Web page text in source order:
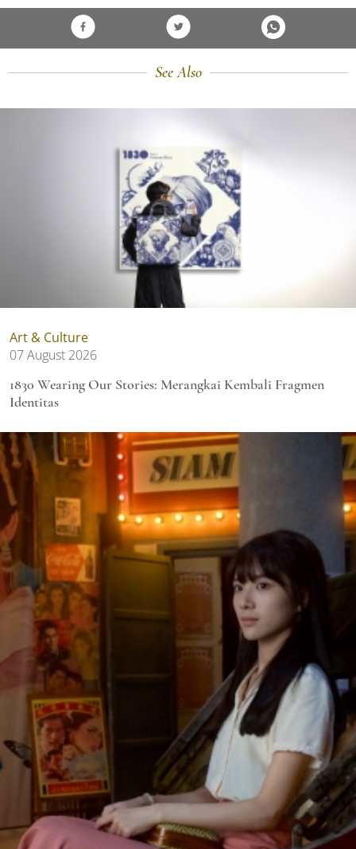
See Also
Art & Culture
07 August 2026
1830 Wearing Our Stories: Merangkai Kembali Fragmen
Identitas